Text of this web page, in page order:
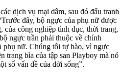
dịch vụ mại dâm, sau đó đấu tranh
đây, bộ ngực của phụ nữ được
của công nghiệp tình dục, thời trang,
ngực trần phải thuộc về chính
phụ nữ. Chúng tôi tự hào, vì ngực
trang bìa của tập san Playboy mà nó
số vấn đề của đời sống”.